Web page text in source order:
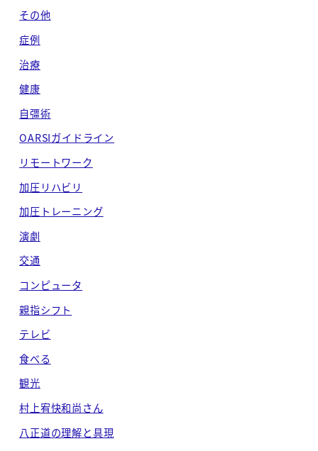
ブ
その他
症例
治療
健康
自彊術
OARSIガイドライン
リモートワーク
加圧リハビリ
加圧トレーニング
演劇
交通
コンピュータ
親指シフト
テレビ
食べる
観光
村上宥快和尚さん
八正道の理解と具現